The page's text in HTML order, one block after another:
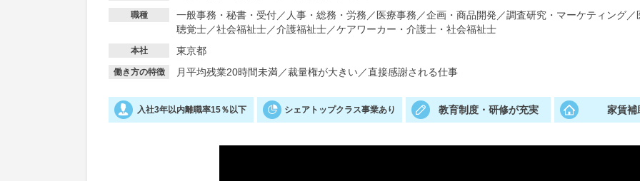
職種 一般事務・秘書・受付／ 人事・総務・労務 ／ 医療事務 ／企画・商品開発 ／調査研究・マーケティング／
聴覚士／社会福祉士／介護福祉士／ケアワーカー・介護士・社会福祉士
本社 東京都
働き方の特徴 月平均残業20時間未満／裁量権が大きい／直接感謝される仕事
入社3年以内離職率15％以下 シェアトップクラス事業あり 教育制度・研修が充実 家賃補